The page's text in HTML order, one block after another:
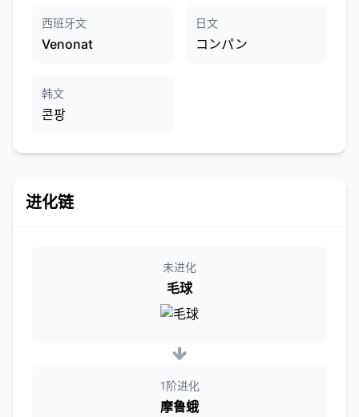
西班牙文
Venonat
日文
コンパン
韩文
콘팡
进化链
未进化
毛球
1阶进化
摩鲁蛾